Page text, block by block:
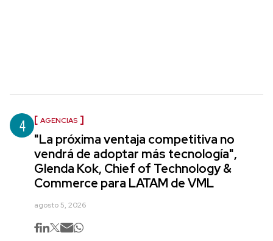
4 AGENCIAS
"La próxima ventaja competitiva no
vendrá de adoptar más tecnología",
Glenda Kok, Chief of Technology &
Commerce para LATAM de VML
agosto 5, 2026